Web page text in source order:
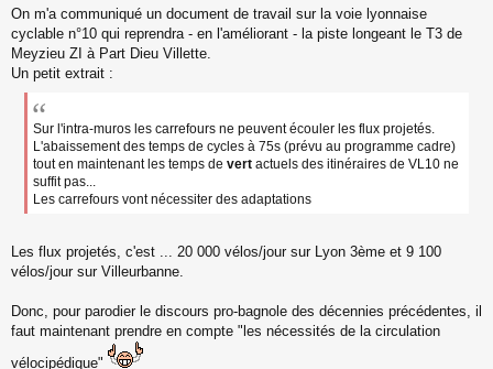
s
g
e
n
o
On m'a communiqué un document de travail sur la voie lyonnaise
cyclable n°10 qui reprendra - en l'améliorant - la piste longeant le T3 de
Meyzieu ZI à Part Dieu Villette.
Un petit extrait :
Sur l'intra-muros les carrefours ne peuvent écouler les flux projetés.
L'abaissement des temps de cycles à 75s (prévu au programme cadre)
tout en maintenant les temps de vert actuels des itinéraires de VL10 ne
suffit pas...
Les carrefours vont nécessiter des adaptations
Les flux projetés, c'est ... 20 000 vélos/jour sur Lyon 3ème et 9 100
vélos/jour sur Villeurbanne.
Donc, pour parodier le discours pro-bagnole des décennies précédentes, il
faut maintenant prendre en compte "les nécessités de la circulation
vélocipédique"